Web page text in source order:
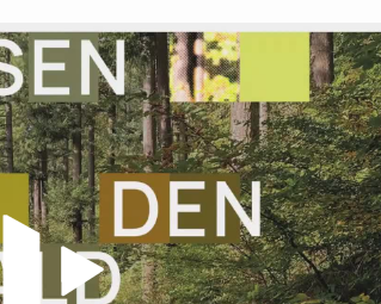
Video abspielen